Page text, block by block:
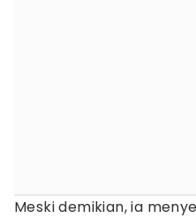
Meski demikian, ia